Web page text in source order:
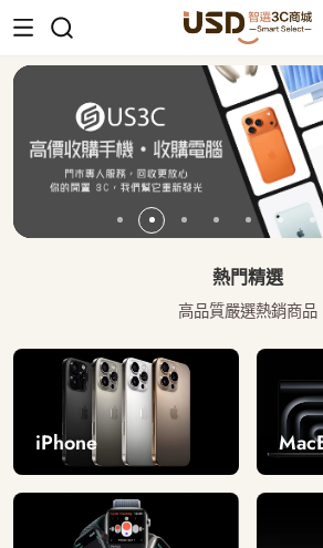
USD 智選二手3C商城
熱門精選
高品質嚴選熱銷商品
iPhone